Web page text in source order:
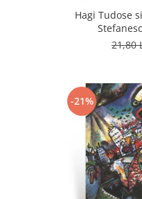
Hagi Tudose
21,80
-21%